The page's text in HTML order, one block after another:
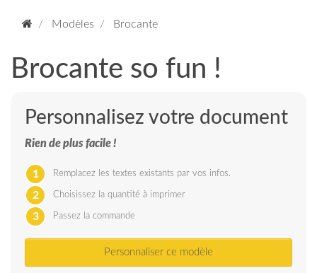
Modèles Brocante
Brocante so fun !
Personnalisez votre document
Rien de plus facile !
1 Remplacez les textes existants par vos infos.
2 Choisissez la quantité à imprimer
3 Passez la commande
Personnaliser ce modèle